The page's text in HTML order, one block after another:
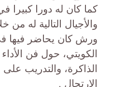
كما كان له دورا كبيرا
والأجيال التالية له
ورش كان يحاضر فيها
الكويتي، حول فن الأداء
الذاكرة، والتدريب
الارتجال .